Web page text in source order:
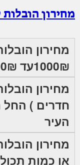
מחירון
מחירון
1000₪עד 3000₪ ( עד שתי חדרים )
מחירון
העיר
מחירון
או כמות